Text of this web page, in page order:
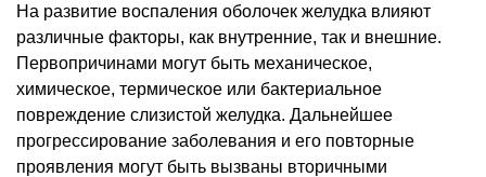
На развитие воспаления оболочек желудка влияют
различные факторы, как внутренние, так и внешние.
Первопричинами могут быть механическое,
химическое, термическое или бактериальное
повреждение слизистой желудка. Дальнейшее
прогрессирование заболевания и его повторные
проявления могут быть вызваны вторичными